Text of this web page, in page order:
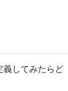
義してみたらど